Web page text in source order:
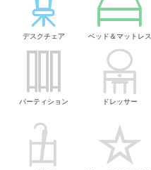
デスクチェア ベッド＆マットレス
パーティション ドレッサー